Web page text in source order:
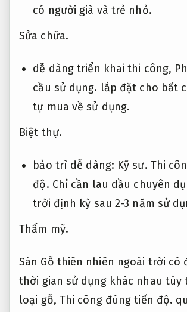
có người già và trẻ nhỏ.
Sửa chữa.
dễ dàng triển khai thi công,
cầu sử dụng. lắp đặt cho bất
tự mua về sử dụng.
Biệt thự.
bảo trì dễ dàng: Kỹ sư. Thi
độ. Chỉ cần lau dầu chuyên
trời định kỳ sau 2-3 năm sử
Thẩm mỹ.
Sàn Gỗ thiên nhiên ngoài trời có
thời gian sử dụng khác nhau tùy
loại gỗ, Thi công đúng tiến độ.